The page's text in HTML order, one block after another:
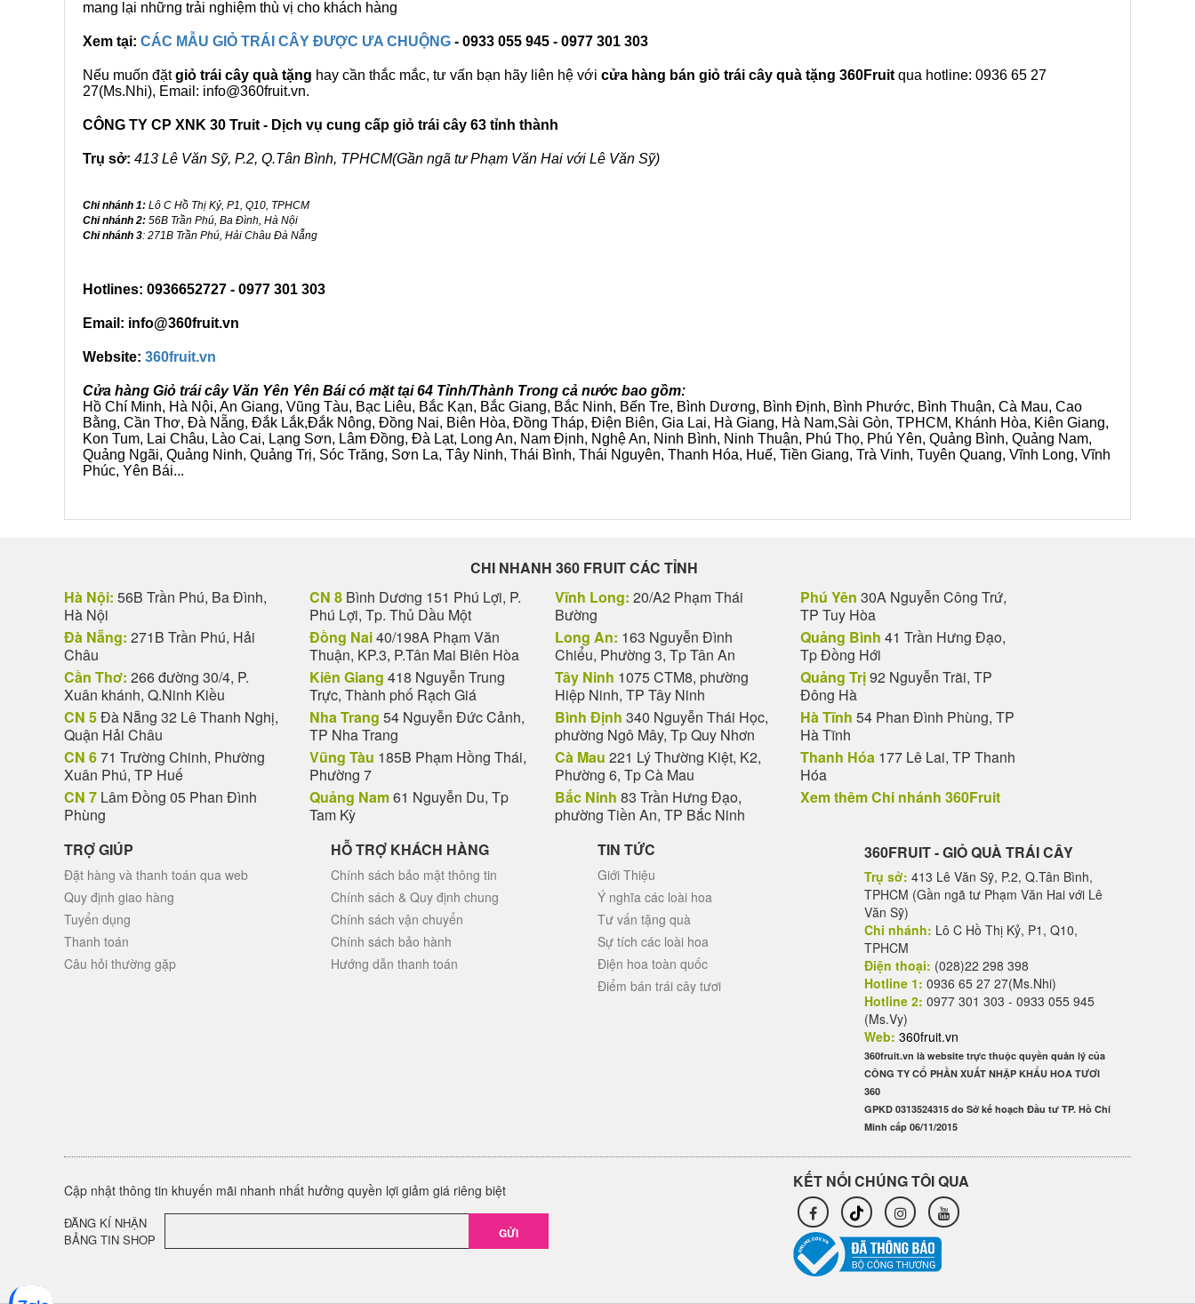
mang lại những trải nghiệm thù vị cho khách hàng
Xem tại: CÁC MẪU GIỎ TRÁI CÂY ĐƯỢC ƯA CHUỘNG - 0933 055 945 - 0977 301 303
Nếu muốn đặtgiỏ trái cây quà tặng hay cần thắc mắc, tư vấn bạn hãy liên hệ với cửa hàng bán giỏ trái cây quà tặng 360Fruit qua hotline: 0936 65 27
27(Ms.Nhi), Email: info@360fruit.vn.
CÔNG TY CP XNK 30 Truit - Dịch vụ cung cấp giỏ trái cây 63 tỉnh thành
Trụ sở: 413 Lê Văn Sỹ, P.2, Q.Tân Bình, TPHCM(Gần ngã tư Phạm Văn Hai với Lê Văn Sỹ)
Chi nhánh 1: Lô C Hồ Thị Kỷ, P1, Q10, TPHCM
Chi nhánh 2: 56B Trần Phú, Ba Đình, Hà Nội
Chi nhánh 3: 271B Trần Phú, Hải Châu Đà Nẵng
Hotlines: 0936652727 - 0977 301 303
Email: info@360fruit.vn
Website: 360fruit.vn
Cửa hàng Giỏ trái cây Văn Yên Yên Bái có mặt tại 64 Tỉnh/Thành Trong cả nước bao gồm:
Hồ Chí Minh, Hà Nội, An Giang, Vũng Tàu, Bạc Liêu, Bắc Kạn, Bắc Giang, Bắc Ninh, Bến Tre, Bình Dương, Bình Định, Bình Phước, Bình Thuận, Cà Mau, Cao
Bằng, Cần Thơ, Đà Nẵng, Đắk Lắk,Đắk Nông, Đồng Nai, Biên Hòa, Đồng Tháp, Điện Biên, Gia Lai, Hà Giang, Hà Nam,Sài Gòn, TPHCM, Khánh Hòa, Kiên Giang,
Kon Tum, Lai Châu, Lào Cai, Lạng Sơn, Lâm Đồng, Đà Lạt, Long An, Nam Định, Nghệ An, Ninh Bình, Ninh Thuận, Phú Thọ, Phú Yên, Quảng Bình, Quảng Nam,
Quảng Ngãi, Quảng Ninh, Quảng Trị, Sóc Trăng, Sơn La, Tây Ninh, Thái Bình, Thái Nguyên, Thanh Hóa, Huế, Tiền Giang, Trà Vinh, Tuyên Quang, Vĩnh Long, Vĩnh
Phúc, Yên Bái...
CHI NHANH 360 FRUIT CÁC TỈNH
Hà Nội: 56B Trần Phú, Ba Đình,
Hà Nội
Đà Nẵng: 271B Trần Phú, Hải
Châu
Cần Thơ: 266 đường 30/4, P.
Xuân khánh, Q.Ninh Kiều
CN 5Đà Nẵng 32 Lê Thanh Nghị,
Quận Hải Châu
CN 671 Trường Chinh, Phường
Xuân Phú, TP Huế
CN 7 Lâm Đồng 05 Phan Đình
Phùng
CN 8 Bình Dương 151 Phú Lợi, P.
Phú Lợi, Tp. Thủ Dầu Một
Đồng Nai40/198A Phạm Văn
Thuận, KP.3, P.Tân Mai Biên Hòa
Kiên Giang 418 Nguyễn Trung
Trực, Thành phố Rạch Giá
Nha Trang 54 Nguyễn Đức Cảnh,
TP Nha Trang
Vũng Tàu 185B Phạm Hồng Thái,
Phường 7
Quảng Nam61 Nguyễn Du, Tp
Tam Kỳ
Vĩnh Long: 20/A2 Phạm Thái
Bường
Long An: 163 Nguyễn Đình
Chiểu, Phường 3, Tp Tân An
Tây Ninh 1075 CTM8, phường
Hiệp Ninh, TP Tây Ninh
Bình Định 340 Nguyễn Thái Học,
phường Ngô Mây, Tp Quy Nhơn
Cà Mau 221 Lý Thường Kiệt, K2,
Phường 6, Tp Cà Mau
Bắc Ninh 83 Trần Hưng Đạo,
phường Tiền An, TP Bắc Ninh
Phú Yên 30A Nguyễn Công Trứ,
TP Tuy Hòa
Quảng Bình 41 Trần Hưng Đạo,
Tp Đồng Hới
Quảng Trị92 Nguyễn Trãi, TP
Đông Hà
Hà Tĩnh 54 Phan Đình Phùng, TP
Hà Tĩnh
Thanh Hóa 177 Lê Lai, TP Thanh
Hóa
Xem thêm Chi nhánh 360Fruit
TRỢ GIÚP
Đặt hàng và thanh toán qua web
Quy định giao hàng
Tuyển dụng
Thanh toán
Câu hỏi thường gặp
HỖ TRỢ KHÁCH HÀNG
Chính sách bảo mật thông tin
Chính sách & Quy định chung
Chính sách vận chuyển
Chính sách bảo hành
Hướng dẫn thanh toán
TIN TỨC
Giới Thiệu
Ý nghĩa các loài hoa
Tư vấn tặng quà
Sự tích các loài hoa
Điện hoa toàn quốc
Điểm bán trái cây tươi
360FRUIT - GIỎ QUÀ TRÁI CÂY
Trụ sở: 413 Lê Văn Sỹ, P.2, Q.Tân Bình,
TPHCM (Gần ngã tư Phạm Văn Hai với Lê
Văn Sỹ)
Chi nhánh: Lô C Hồ Thị Kỷ, P1, Q10,
TPHCM
Điện thoại: (028)22 298 398
Hotline 1: 0936 65 27 27(Ms.Nhi)
Hotline 2: 0977 301 303 - 0933 055 945
(Ms.Vy)
Web: 360fruit.vn
360fruit.vn là website trực thuộc quyền quản lý của
CÔNG TY CỔ PHẦN XUẤT NHẬP KHẨU HOA TƯƠI
360
GPKD 0313524315 do Sở kế hoạch Đầu tư TP. Hồ Chí
Minh cấp 06/11/2015
Cập nhật thông tin khuyến mãi nhanh nhất hưởng quyền lợi giảm giá riêng biệt
ĐĂNG KÍ NHẬN
BẢNG TIN SHOP
GỬI
KẾT NỐI CHÚNG TÔI QUA